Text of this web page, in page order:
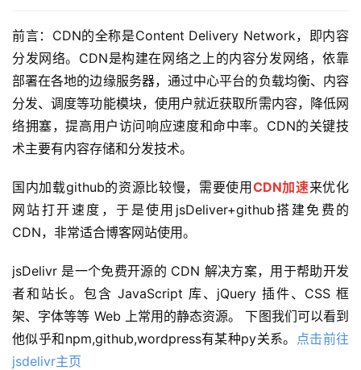
前言：CDN的全称是Content Delivery Network，即内容
分发网络。CDN是构建在网络之上的内容分发网络，依靠
部署在各地的边缘服务器，通过中心平台的负载均衡、内容
分发、调度等功能模块，使用户就近获取所需内容，降低网
络拥塞，提高用户访问响应速度和命中率。CDN的关键技
术主要有内容存储和分发技术。
国内加载github的资源比较慢，需要使用CDN加速来优化
网站打开速度，于是使用jsDeliver+github搭建免费的
CDN，非常适合博客网站使用。
jsDelivr 是一个免费开源的 CDN 解决方案，用于帮助开发
者和站长。包含 JavaScript 库、jQuery 插件、CSS 框
架、字体等等 Web 上常用的静态资源。 下图我们可以看到
他似乎和npm,github,wordpress有某种py关系。
点击前往
jsdelivr主页